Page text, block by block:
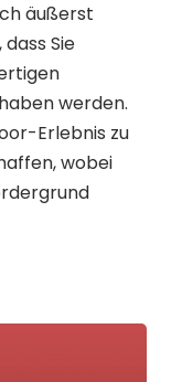
äußerst
Sie
werden.
Erlebnis zu
wobei